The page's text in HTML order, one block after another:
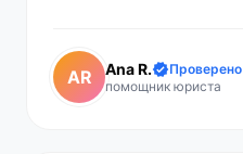
AR Ana R.
Проверено
помощник юриста